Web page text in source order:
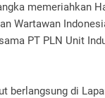
memeriahkan
Wartawan
PT PLN Unit
berlangsung di